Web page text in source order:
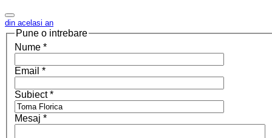
din acelasi an
Pune o intrebare
Nume *
Email *
Subiect*
Mesaj *